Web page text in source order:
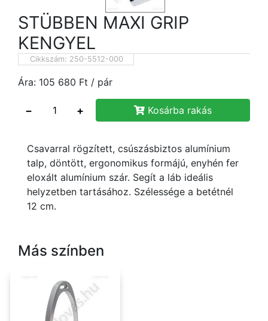
STÜBBEN MAXI GRIP
KENGYEL
Cikkszám: 250-5512-000
Ára: 105 680 Ft / pár
− + Kosárba rakás
Csavarral rögzített, csúszásbiztos alumínium
talp, döntött, ergonomikus formájú, enyhén fer
eloxált alumínium szár. Segít a láb ideális
helyzetben tartásához. Szélessége a betétnél
12 cm.
Más színben